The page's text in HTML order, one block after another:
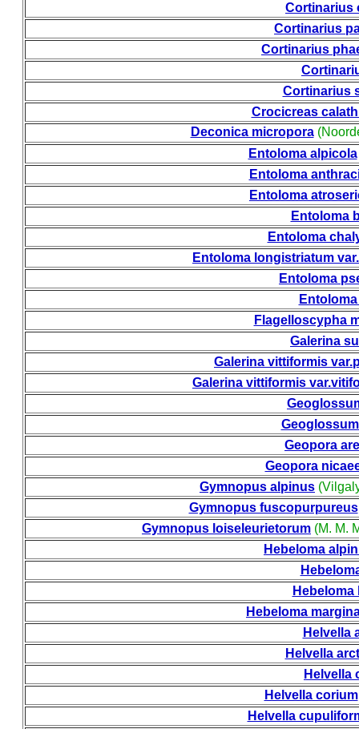
Cortinarius
Cortinarius
Cortinarius
Cortinarius
Crocicreas
Deconica micropora
Entoloma alpicola
Entoloma
Entoloma
Entoloma
Entoloma
Entoloma longistriatum
Entoloma
Flagelloscypha
Galerina
Galerina vittiformis
Galerina vittiformis
Geopora
Geopora
Gymnopus alpinus
Gymnopus fuscopurpureus
Gymnopus loiseleurietorum (M. M.
Hebeloma
Hebeloma
Helvella
Helvella
Helvella
Helvella corium
Helvella